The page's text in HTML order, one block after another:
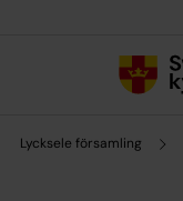
Lycksele församling